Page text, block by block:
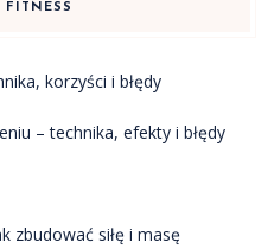
FITNESS
korzyści i błędy
– technika, efekty i błędy
zbudować siłę i masę